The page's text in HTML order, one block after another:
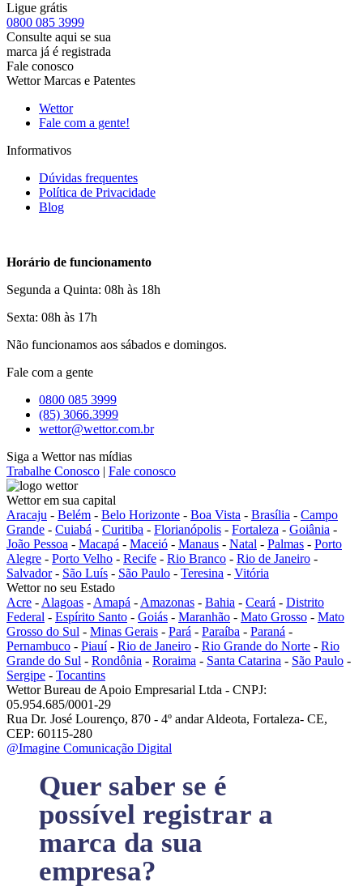
Ligue grátis
0800 085 3999
Consulte aqui se sua
marca já é registrada
Fale conosco
Wettor Marcas e Patentes
Wettor
Fale com a gente!
Informativos
Dúvidas frequentes
Política de Privacidade
Blog
Horário de funcionamento
Segunda a Quinta: 08h às 18h
Sexta: 08h às 17h
Não funcionamos aos sábados e domingos.
Fale com a gente
0800 085 3999
(85) 3066.3999
wettor@wettor.com.br
Siga a Wettor nas mídias
Trabalhe Conosco | Fale conosco
Wettor em sua capital
Aracaju - Belém - Belo Horizonte - Boa Vista - Brasília - Campo
Grande - Cuiabá - Curitiba - Florianópolis - Fortaleza - Goiânia -
João Pessoa - Macapá - Maceió - Manaus - Natal - Palmas - Porto
Alegre - Porto Velho - Recife - Rio Branco - Rio de Janeiro -
Salvador- São Luís - São Paulo - Teresina - Vitória
Wettor no seu Estado
Acre - Alagoas - Amapá - Amazonas - Bahia - Ceará - Distrito
Federal - Espírito Santo - Goiás - Maranhão - Mato Grosso - Mato
Grosso do Sul - Minas Gerais - Pará - Paraíba - Paraná -
Pernambuco - Piauí- Rio de Janeiro - Rio Grande do Norte - Rio
Grande do Sul - Rondônia - Roraima - Santa Catarina - São Paulo -
Sergipe - Tocantins
Wettor Bureau de Apoio Empresarial Ltda - CNPJ:
05.954.685/0001-29
Rua Dr. José Lourenço, 870 - 4º andar Aldeota, Fortaleza- CE,
CEP: 60115-280
@Imagine Comunicação Digital
Quer saber se é
possível registrar a
marca da sua
empresa?